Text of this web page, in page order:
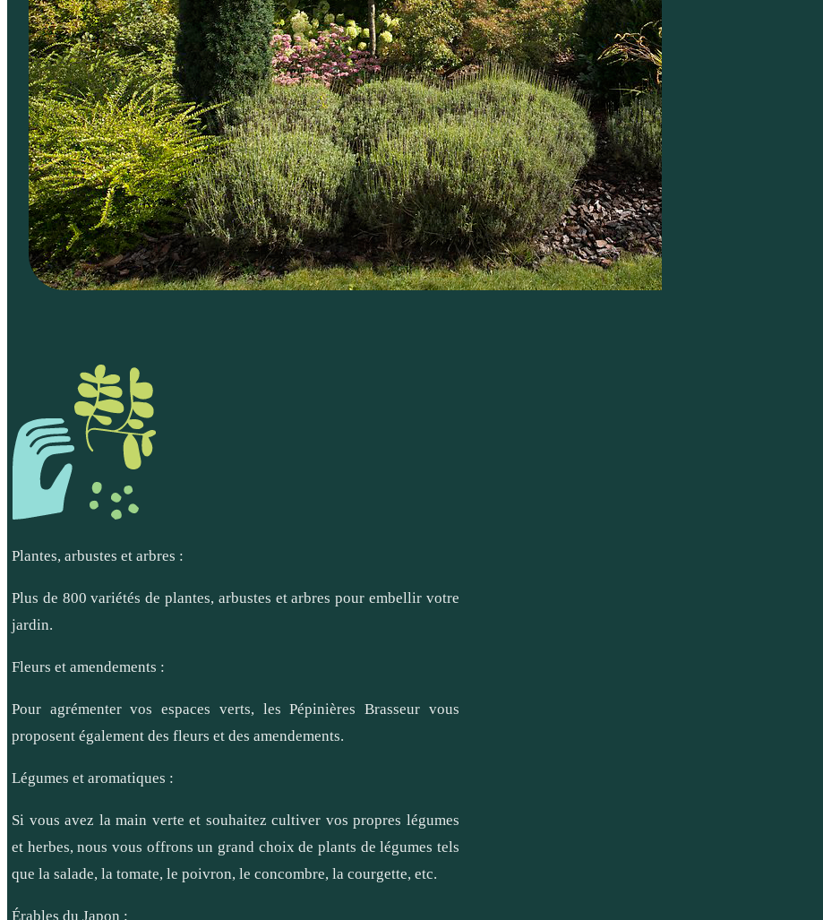
Plantes, arbustes et arbres :
Plus de 800 variétés de plantes, arbustes et arbres pour embellir votre
jardin.
Fleurs et amendements :
Pour agrémenter vos espaces verts, les Pépinières Brasseur vous
proposent également des fleurs et des amendements.
Légumes et aromatiques :
Si vous avez la main verte et souhaitez cultiver vos propres légumes
et herbes, nous vous offrons un grand choix de plants de légumes tels
que la salade, la tomate, le poivron, le concombre, la courgette, etc.
Érables du Japon :